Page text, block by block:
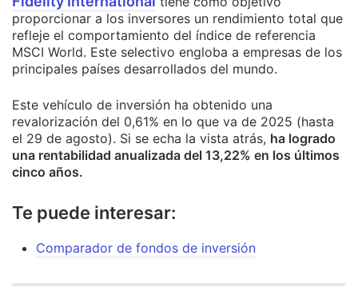
proporcionar a los inversores un rendimiento total que
refleje el comportamiento del índice de referencia
MSCI World. Este selectivo engloba a empresas de los
principales países desarrollados del mundo.
Este vehículo de inversión ha obtenido una
revalorización del 0,61% en lo que va de 2025 (hasta
el 29 de agosto). Si se echa la vista atrás, ha logrado
una rentabilidad anualizada del 13,22% en los últimos
cinco años.
Te puede interesar:
Comparador de fondos de inversión